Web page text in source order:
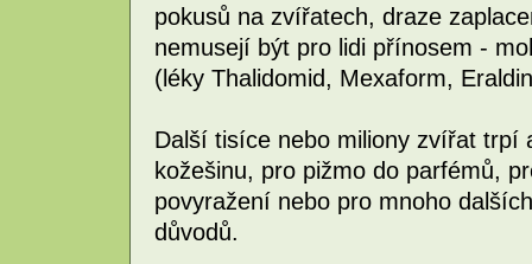
pokusů na zvířatech, draze
nemusejí být pro lidi přínosem -
(léky Thalidomid, Mexaform,
Další tisíce nebo miliony zvířat
kožešinu, pro pižmo do parfémů,
povyražení nebo pro mnoho
důvodů.